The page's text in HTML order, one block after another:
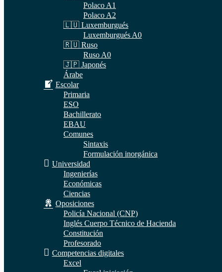
Polaco A1
Polaco A2
🇱🇺 Luxemburgués
Luxemburgués A0
🇷🇺 Ruso
Ruso A0
🇯🇵 Japonés
Árabe
Escolar
Primaria
ESO
Bachillerato
EBAU
Comunes
Sintaxis
Formulación inorgánica
Universidad
Ingenierías
Económicas
Ciencias
Oposiciones
Policía Nacional (CNP)
Inglés Cuerpo Técnico de Hacienda
Constitución
Profesorado
Competencias digitales
Excel